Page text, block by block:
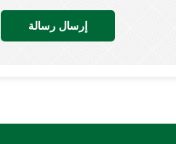
إرسال رسالة